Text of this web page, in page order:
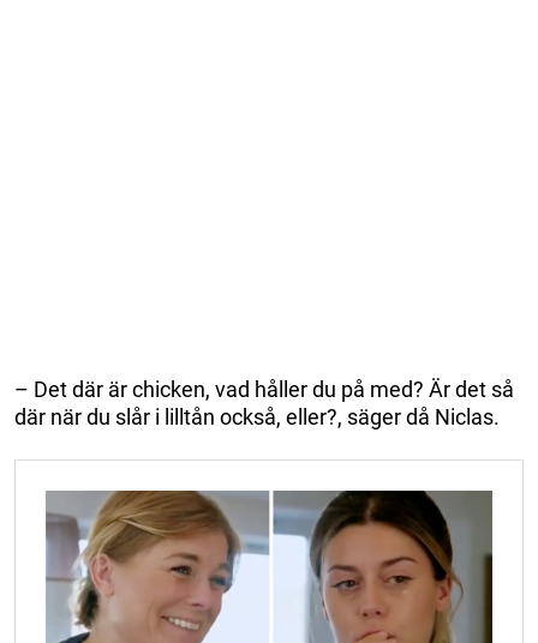
– Det där är chicken, vad håller du på med? Är det så
där när du slår i lilltån också, eller?, säger då Niclas.